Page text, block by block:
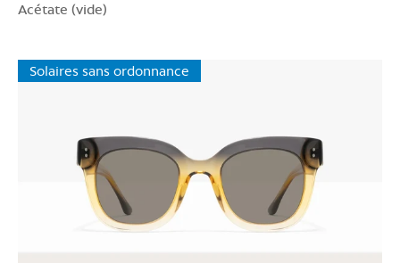
Acétate (vide)
Solaires sans ordonnance